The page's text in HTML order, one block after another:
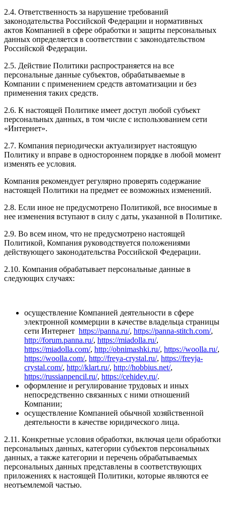
2.4. Ответственность за нарушение требований
законодательства Российской Федерации и нормативных
актов Компанией в сфере обработки и защиты персональных
данных определяется в соответствии с законодательством
Российской Федерации.
2.5. Действие Политики распространяется на все
персональные данные субъектов, обрабатываемые в
Компании с применением средств автоматизации и без
применения таких средств.
2.6. К настоящей Политике имеет доступ любой субъект
персональных данных, в том числе с использованием сети
«Интернет».
2.7. Компания периодически актуализирует настоящую
Политику и вправе в одностороннем порядке в любой момент
изменять ее условия.
Компания рекомендует регулярно проверять содержание
настоящей Политики на предмет ее возможных изменений.
2.8. Если иное не предусмотрено Политикой, все вносимые в
нее изменения вступают в силу с даты, указанной в Политике.
2.9. Во всем ином, что не предусмотрено настоящей
Политикой, Компания руководствуется положениями
действующего законодательства Российской Федерации.
2.10. Компания обрабатывает персональные данные в
следующих случаях:
осуществление Компанией деятельности в сфере
электронной коммерции в качестве владельца страницы
сети Интернет https://panna.ru/, https://panna-stitch.com/,
http://forum.panna.ru/, https://miadolla.ru/,
https://miadolla.com/, http://obnimashki.ru/, https://woolla.ru/,
https://woolla.com/, http://freya-crystal.ru/, https://freyja-
crystal.com/, http://klart.ru/, http://hobbius.net/,
https://russianpencil.ru/, https://cehidey.ru/.
оформление и регулирование трудовых и иных
непосредственно связанных с ними отношений
Компании;
осуществление Компанией обычной хозяйственной
деятельности в качестве юридического лица.
2.11. Конкретные условия обработки, включая цели обработки
персональных данных, категории субъектов персональных
данных, а также категории и перечень обрабатываемых
персональных данных представлены в соответствующих
приложениях к настоящей Политики, которые являются ее
неотъемлемой частью.